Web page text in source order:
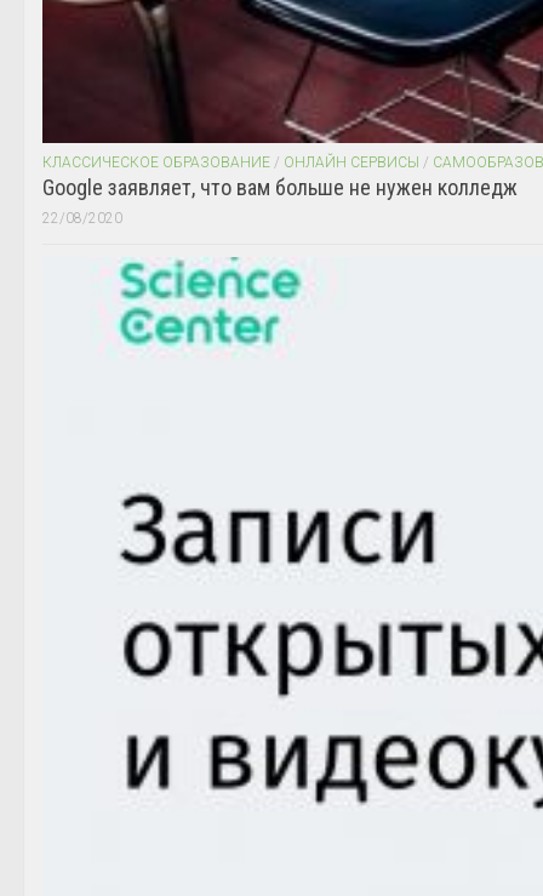
КЛАССИЧЕСКОЕ ОБРАЗОВАНИЕ / ОНЛАЙН СЕРВИСЫ /
Google заявляет, что вам больше не нужен колледж
22/08/2020